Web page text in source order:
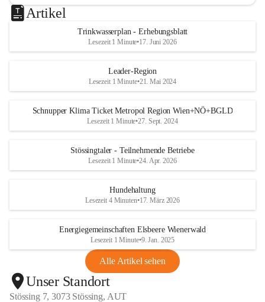
Artikel
Trinkwasserplan - Erhebungsblatt
Lesezeit 1 Minute•17. Juni 2026
Leader-Region
Lesezeit 1 Minute•21. Mai 2024
Schnupper Klima Ticket Metropol Region Wien+NÖ+BGLD
Lesezeit 1 Minute•27. Sept. 2024
Stössingtaler - Teilnehmende Betriebe
Lesezeit 1 Minute•24. Apr. 2026
Hundehaltung
Lesezeit 4 Minuten•17. März 2026
Energiegemeinschaften Elsbeere Wienerwald
Lesezeit 1 Minute•9. Jan. 2025
Alle Artikel sehen
Unser Standort
Stössing 7, 3073 Stössing, AUT